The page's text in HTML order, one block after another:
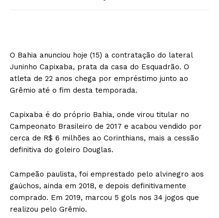
O Bahia anunciou hoje (15) a contratação do lateral
Juninho Capixaba, prata da casa do Esquadrão. O
atleta de 22 anos chega por empréstimo junto ao
Grêmio até o fim desta temporada.
Capixaba é do próprio Bahia, onde virou titular no
Campeonato Brasileiro de 2017 e acabou vendido por
cerca de R$ 6 milhões ao Corinthians, mais a cessão
definitiva do goleiro Douglas.
Campeão paulista, foi emprestado pelo alvinegro aos
gaúchos, ainda em 2018, e depois definitivamente
comprado. Em 2019, marcou 5 gols nos 34 jogos que
realizou pelo Grêmio.